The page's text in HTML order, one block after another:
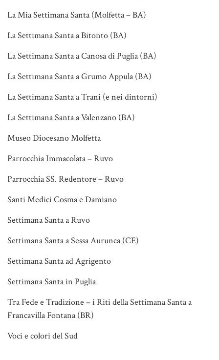
La Mia Settimana Santa (Molfetta – BA)
La Settimana Santa a Bitonto (BA)
La Settimana Santa a Canosa di Puglia (BA)
La Settimana Santa a Grumo Appula (BA)
La Settimana Santa a Trani (e nei dintorni)
La Settimana Santa a Valenzano (BA)
Museo Diocesano Molfetta
Parrocchia Immacolata – Ruvo
Parrocchia SS. Redentore – Ruvo
Santi Medici Cosma e Damiano
Settimana Santa a Ruvo
Settimana Santa a Sessa Aurunca (CE)
Settimana Santa ad Agrigento
Settimana Santa in Puglia
Tra Fede e Tradizione – i Riti della Settimana Santa a
Francavilla Fontana (BR)
Voci e colori del Sud